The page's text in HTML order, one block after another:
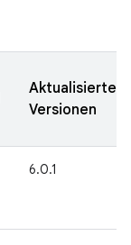
Aktualisierte
Versionen
6.0.1